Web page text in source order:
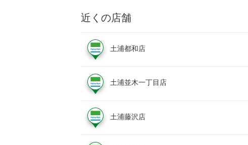
近くの店舗
土浦都和店
土浦並木一丁目店
土浦藤沢店